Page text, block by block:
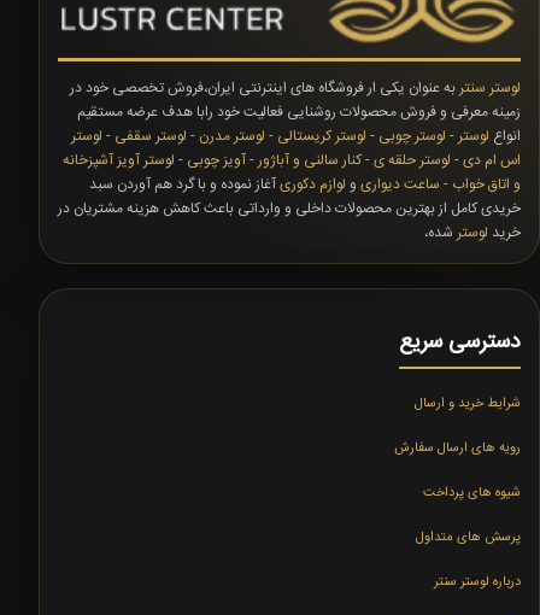
لوستر سنتربه عنوان یکی ار فروشگاه های اینترنتی ایران،فروش تخصصی خود در
زمینه معرفی و فروش محصولات روشنایی فعالیت خود رابا هدف عرضه مستقیم
انواع لوستر- لوستر چوبی - لوستر کریستالی - لوستر مدرن - لوستر سقفی - لوستر
اس ام دی- لوستر حلقه ی-کنار سالنی و آباژور-آویز چوبی - لوستر آویز آشپزخانه
و اتاق خواب - ساعت دیواری و لوازم دکوریآغاز نموده و با گرد هم آوردن سبد
خریدی کامل از بهترین محصولات داخلی و وارداتی باعث کاهش هزینه مشتریان در
خرید لوسترشده،
دسترسی سریع
شرایط خرید و ارسال
رویه های ارسال سفارش
شیوه های پرداخت
پرسش های متداول
درباره لوستر سنتر